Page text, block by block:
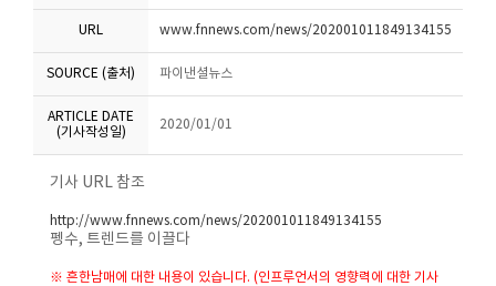
URL www.fnnews.com/news/202001011849134155
SOURCE (출처) 파이낸셜뉴스
ARTICLE DATE
(기사작성일)
2020/01/01
기사 URL 참조
http://www.fnnews.com/news/202001011849134155
펭수, 트렌드를 이끌다
※ 흔한남매에 대한 내용이 있습니다. (인프루언서의 영향력에 대한 기사